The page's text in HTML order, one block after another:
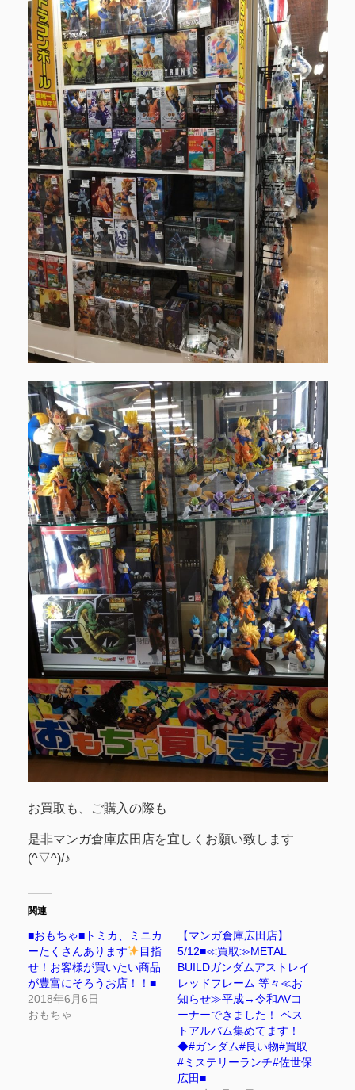
お買取も、ご購入の際も
是非マンガ倉庫広田店を宜しくお願い致します
(^▽^)/♪
関連
■おもちゃ■トミカ、ミニカ
ーたくさんあります
目指
せ！お客様が買いたい商品
が豊富にそろうお店！！■
2018年6月6日
おもちゃ
【マンガ倉庫広田店】
5/12■≪買取≫METAL
BUILDガンダムアストレイ
レッドフレーム 等々≪お
知らせ≫平成→令和AVコ
ーナーできました！ ベス
トアルバム集めてます！
◆#ガンダム#良い物#買取
#ミステリーランチ#佐世保
広田■